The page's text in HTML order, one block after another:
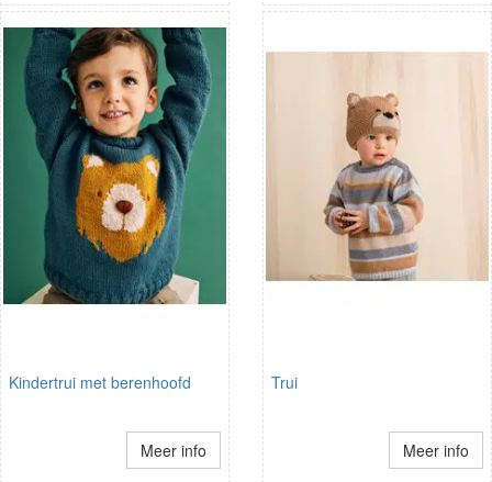
Kindertrui met berenhoofd
Meer info
Trui
Meer info